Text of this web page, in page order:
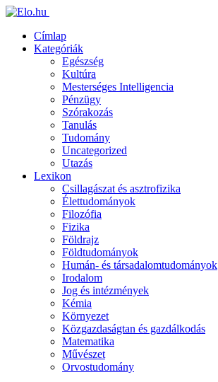
Címlap
Kategóriák
Egészség
Kultúra
Mesterséges Intelligencia
Pénzügy
Szórakozás
Tanulás
Tudomány
Uncategorized
Utazás
Lexikon
Csillagászat és asztrofizika
Élettudományok
Filozófia
Fizika
Földrajz
Földtudományok
Humán- és társadalomtudományok
Irodalom
Jog és intézmények
Kémia
Környezet
Közgazdaságtan és gazdálkodás
Matematika
Művészet
Orvostudomány